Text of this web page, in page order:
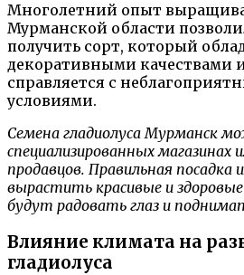
Многолетний опыт
Мурманской области
получить сорт, который
декоративными качествами
справляется с
условиями.
Семена гладиолуса Мурманск
специализированных магазинах
продавцов. Правильная посадка
вырастить красивые и
будут радовать глаз и
Влияние климата на
гладиолуса